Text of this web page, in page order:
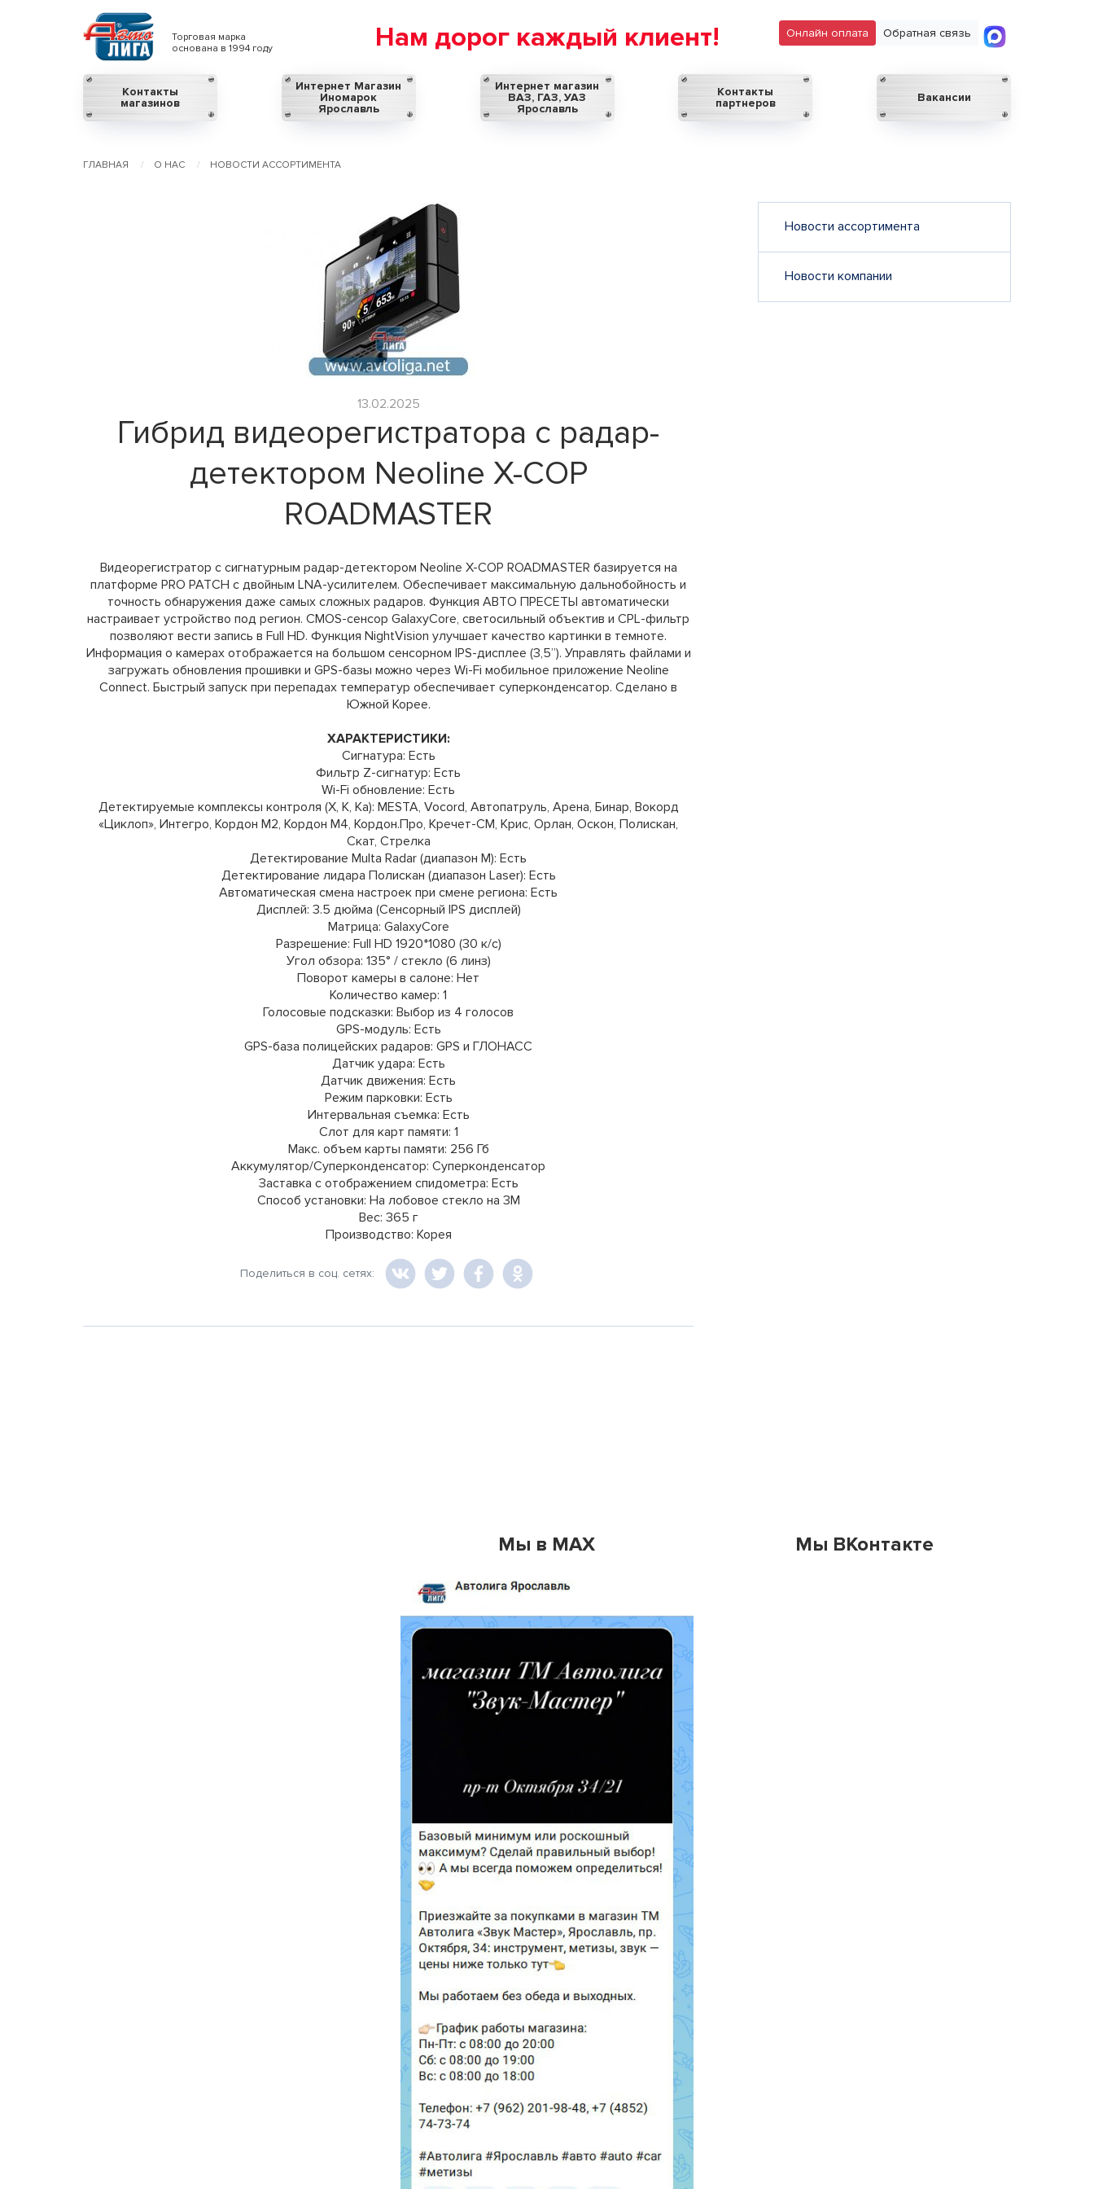
Торговая марка
основана в 1994 году
Нам дорог каждый клиент! Обратная связь
Онлайн оплата
Контакты
магазинов
Интернет Магазин
Иномарок
Ярославль
Интернет магазин
ВАЗ, ГАЗ, УАЗ
Ярославль
Контакты
партнеров
Вакансии
ГЛАВНАЯ О НАС НОВОСТИ АССОРТИМЕНТА
Новости ассортимента
Новости компании
13.02.2025
Гибрид видеорегистратора с радар-
детектором Neoline X-COP
ROADMASTER
Видеорегистратор с сигнатурным радар-детектором Neoline X-COP ROADMASTER базируется на
платформе PRO PATCH с двойным LNA-усилителем. Обеспечивает максимальную дальнобойность и
точность обнаружения даже самых сложных радаров. Функция AВТО ПРЕСЕТЫ автоматически
настраивает устройство под регион. CMOS-сенсор GalaxyCore, светосильный объектив и CPL-фильтр
позволяют вести запись в Full HD. Функция NightVision улучшает качество картинки в темноте.
Информация о камерах отображается на большом сенсорном IPS-дисплее (3,5”). Управлять файлами и
загружать обновления прошивки и GPS-базы можно через Wi-Fi мобильное приложение Neoline
Connect. Быстрый запуск при перепадах температур обеспечивает суперконденсатор. Сделано в
Южной Корее.
ХАРАКТЕРИСТИКИ:
Сигнатура: Есть
Фильтр Z-сигнатур: Есть
Wi-Fi обновление: Есть
Детектируемые комплексы контроля (Х, К, Ка): MESTA, Vocord, Автопатруль, Арена, Бинар, Вокорд
«Циклоп», Интегро, Кордон М2, Кордон М4, Кордон.Про, Кречет-СМ, Крис, Орлан, Оскон, Полискан,
Скат, Стрелка
Детектирование Multa Radar (диапазон М): Есть
Детектирование лидара Полискан (диапазон Laser): Есть
Автоматическая смена настроек при смене региона: Есть
Дисплей: 3.5 дюйма (Сенсорный IPS дисплей)
Матрица: GalaxyCore
Разрешение: Full HD 1920*1080 (30 к/с)
Угол обзора: 135° / стекло (6 линз)
Поворот камеры в салоне: Нет
Количество камер: 1
Голосовые подсказки: Выбор из 4 голосов
GPS-модуль: Есть
GPS-база полицейских радаров: GPS и ГЛОНАСС
Датчик удара: Есть
Датчик движения: Есть
Режим парковки: Есть
Интервальная съемка: Есть
Слот для карт памяти: 1
Макс. объем карты памяти: 256 Гб
Аккумулятор/Суперконденсатор: Суперконденсатор
Заставка с отображением спидометра: Есть
Способ установки: На лобовое стекло на 3М
Вес: 365 г
Производство: Корея
Поделиться в соц. сетях:
Мы в MAX Мы ВКонтакте